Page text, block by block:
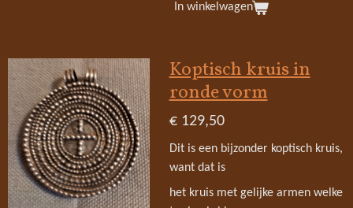
In winkelwagen
Koptisch kruis in
ronde vorm
€ 129,50
Dit is een bijzonder koptisch kruis,
want dat is
het kruis met gelijke armen welke